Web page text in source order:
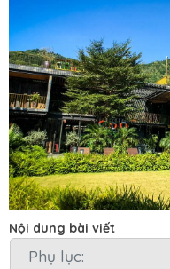
Nội dung bài viết
Phụ lục: